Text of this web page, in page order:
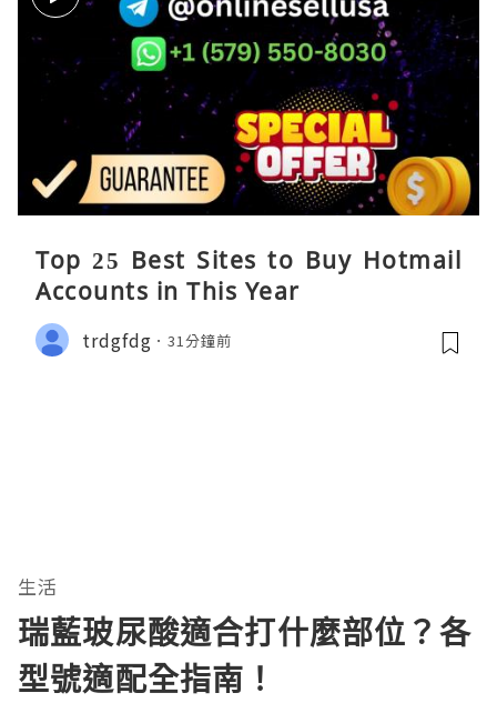
Top 25 Best Sites to Buy Hotmail
Accounts in This Year
trdgfdg 31分鐘前
生活
瑞藍玻尿酸適合打什麼部位？各
型號適配全指南！